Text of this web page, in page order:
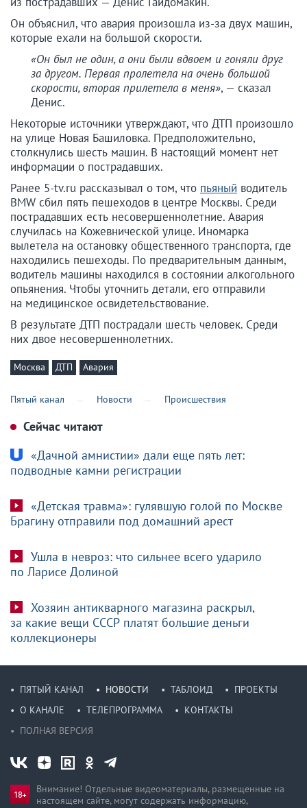
Он объяснил, что авария произошла из-за двух машин,
которые ехали на большой скорости.
«Он был не один, а они были вдвоем и гоняли друг
за другом. Первая пролетела на очень большой
скорости, вторая прилетела в меня», — сказал
Денис.
Некоторые источники утверждают, что ДТП произошло
на улице Новая Башиловка. Предположительно,
столкнулись шесть машин. В настоящий момент нет
информации о пострадавших.
Ранее 5-tv.ru рассказывал о том, что пьяный водитель
BMW сбил пять пешеходов в центре Москвы. Среди
пострадавших есть несовершеннолетние. Авария
случилась на Кожевнической улице. Иномарка
вылетела на остановку общественного транспорта, где
находились пешеходы. По предварительным данным,
водитель машины находился в состоянии алкогольного
опьянения. Чтобы уточнить детали, его отправили
на медицинское освидетельствование.
В результате ДТП пострадали шесть человек. Среди
них двое несовершеннолетних.
Москва ДТП Авария
Пятый канал Новости Происшествия
Сейчас читают
«Дачной амнистии» дали еще пять лет:
подводные камни регистрации
«Детская травма»: гулявшую голой по Москве
Брагину отправили под домашний арест
Ушла в невроз: что сильнее всего ударило
по Ларисе Долиной
Хозяин антикварного магазина раскрыл,
за какие вещи СССР платят большие деньги
коллекционеры
ПЯТЫЙ КАНАЛ НОВОСТИ ТАБЛОИД
ПРОЕКТЫ
О КАНАЛЕ
ТЕЛЕПРОГРАММА
КОНТАКТЫ
ПОЛНАЯ ВЕРСИЯ
Внимание! Отдельные видеоматериалы, размещенные на
настоящем сайте, могут содержать информацию,